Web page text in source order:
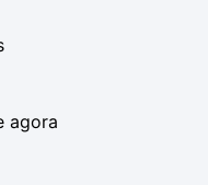
agora